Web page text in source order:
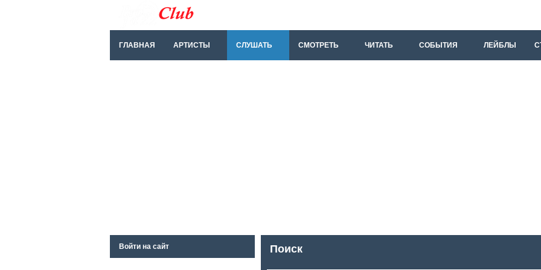
ГЛАВНАЯ АРТИСТЫ СЛУШАТЬ СМОТРЕТЬ ЧИТАТЬ СОБЫТИЯ ЛЕЙБЛЫ
Поиск
Войти на сайт